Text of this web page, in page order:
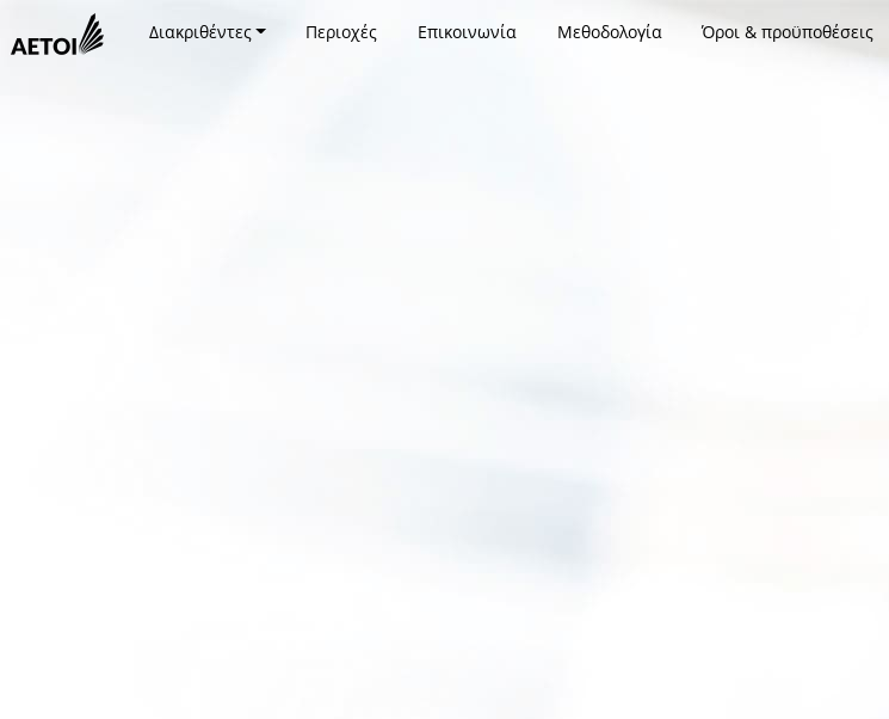
Διακριθέντες Περιοχές Επικοινωνία Μεθοδολογία Όροι & προϋποθέσεις